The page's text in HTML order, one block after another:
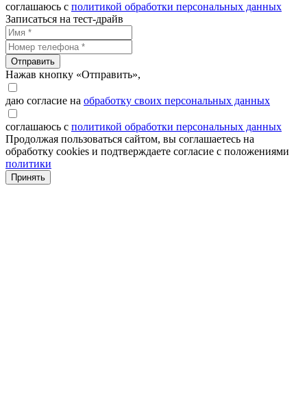
соглашаюсь с политикой обработки персональных данных
Записаться на тест-драйв
Отправить
Нажав кнопку «Отправить»,
даю согласие на обработку своих персональных данных
соглашаюсь с политикой обработки персональных данных
Продолжая пользоваться сайтом, вы соглашаетесь на
обработку cookies и подтверждаете согласие с положениями
политики
Принять